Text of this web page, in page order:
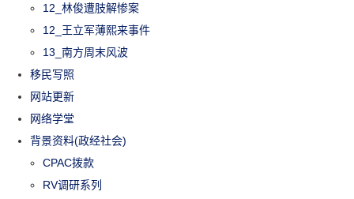
12_林俊遭肢解惨案
12_王立军薄熙来事件
13_南方周末风波
移民写照
网站更新
网络学堂
背景资料(政经社会)
CPAC拨款
RV调研系列